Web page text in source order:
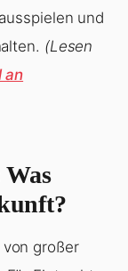
und
(Lesen
an
Was
von großer